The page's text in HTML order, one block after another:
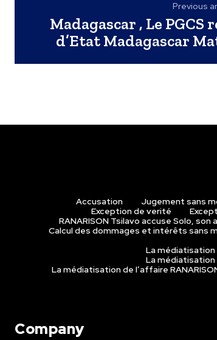
Previous
Madagascar , Le PGCS
d’Etat Madagascar
Accusation Jugement sans
Exception de verité
RANARISON Tsilavo accuse Solo,
Calcul des dommages et intérêts sans
La médiatisation
La médiatisation
La médiatisation de l’affaire
Company